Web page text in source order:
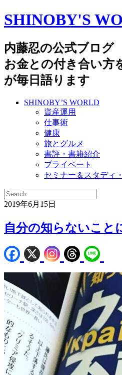
SHINOBY'S
内藤忍の公式ブログ
お金との付き合い方
が毎日語ります
SHINOBY’S WORLD
資産運用
仕事術
健康
旅とグルメ
書評・書籍紹介
プライベート
セミナー＆スタディ
2019年6月15日
自分の知らないこと